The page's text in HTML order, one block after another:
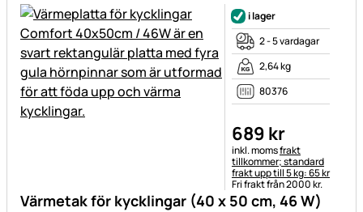
Värmetak för kycklingar (40 x 50 cm, 46 W)
i lager
2 - 5 vardagar
2,64 kg
80376
689 kr
Skatteinformation:
inkl. momsfrakt
tillkommer; standard
frakt upp till 5 kg: 65 kr
Fri frakt från 2000 kr.